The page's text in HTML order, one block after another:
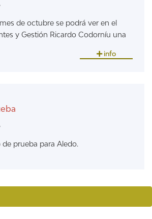
de octubre se podrá ver en el
y Gestión Ricardo Codorníu una
info
prueba para Aledo.